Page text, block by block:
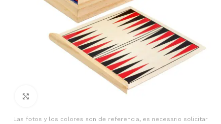
Las fotos y los colores son de referencia, es necesario solicitar